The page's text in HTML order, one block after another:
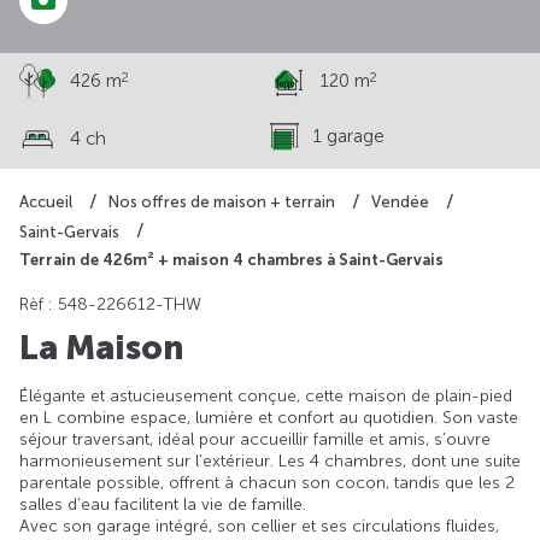
Accueil Nos offres de maison + terrain
Vendée
Saint-Gervais
Terrain de 426m² + maison 4 chambres à Saint-Gervais
426 m2 120 m2
4 ch 1 garage
Rèf : 548-226612-THW
La Maison
Élégante et astucieusement conçue, cette maison de plain-pied
en L combine espace, lumière et confort au quotidien. Son vaste
séjour traversant, idéal pour accueillir famille et amis, s’ouvre
harmonieusement sur l’extérieur. Les 4 chambres, dont une suite
parentale possible, offrent à chacun son cocon, tandis que les 2
salles d’eau facilitent la vie de famille.
Avec son garage intégré, son cellier et ses circulations fluides,